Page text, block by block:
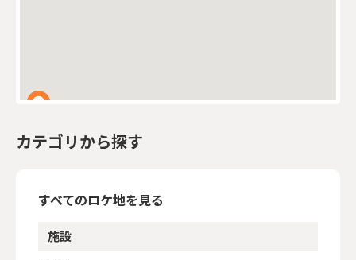
カテゴリから探す
すべてのロケ地を見る
施設